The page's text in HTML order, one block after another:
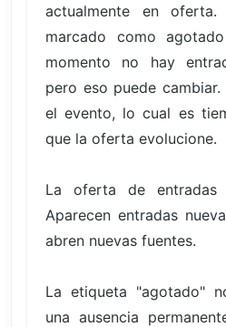
actualmente en
marcado como
momento no hay
pero eso puede
el evento, lo cual es
que la oferta evolucione.
La oferta de entradas
Aparecen entradas
abren nuevas fuentes.
La etiqueta "agotado"
una ausencia